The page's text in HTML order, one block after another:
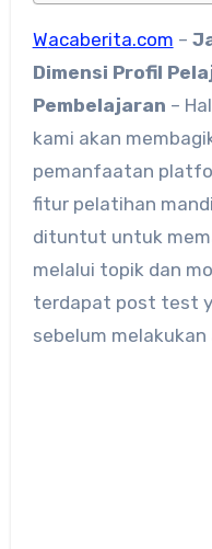
Wacaberita.com –
Dimensi Profil
Pembelajaran –
kami akan
pemanfaatan
fitur pelatihan
dituntut untuk
melalui topik dan
terdapat post test
sebelum